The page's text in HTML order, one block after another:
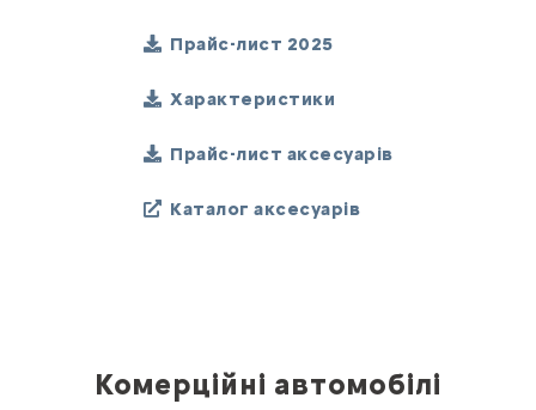
Прайс-лист 2025
Характеристики
Прайс-лист аксесуарів
Каталог аксесуарів
Комерційні автомобілі